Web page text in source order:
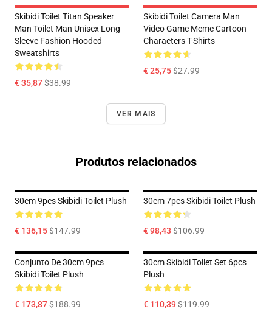
Skibidi Toilet Titan Speaker
Man Toilet Man Unisex Long
Sleeve Fashion Hooded
Sweatshirts
€ 35,87$38.99
Skibidi Toilet Camera Man
Video Game Meme Cartoon
Characters T-Shirts
€ 25,75$27.99
VER MAIS
Produtos relacionados
30cm 9pcs Skibidi Toilet Plush
€ 136,15$147.99
30cm 7pcs Skibidi Toilet Plush
€ 98,43 $106.99
Conjunto De 30cm 9pcs
Skibidi Toilet Plush
€ 173,87$188.99
30cm Skibidi Toilet Set 6pcs
Plush
€ 110,39$119.99